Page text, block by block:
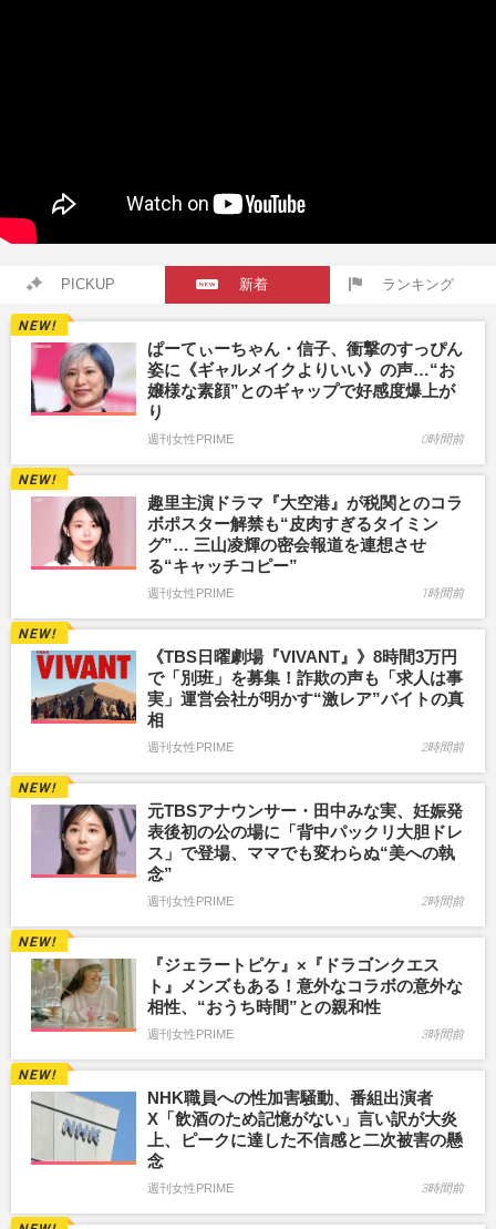
PICKUP 新着 ランキング
ぱーてぃーちゃん・信子、衝撃のすっぴん
姿に《ギャルメイクよりいい》の声…“お
嬢様な素顔”とのギャップで好感度爆上が
り
週刊女性PRIME 0時間前
趣里主演ドラマ『大空港』が税関とのコラ
ボポスター解禁も“皮肉すぎるタイミン
グ”… 三山凌輝の密会報道を連想させ
る“キャッチコピー”
週刊女性PRIME 1時間前
《TBS日曜劇場『VIVANT』》8時間3万円
で「別班」を募集！詐欺の声も「求人は事
実」運営会社が明かす“激レア”バイトの真
相
週刊女性PRIME 2時間前
元TBSアナウンサー・田中みな実、妊娠発
表後初の公の場に「背中パックリ大胆ドレ
ス」で登場、ママでも変わらぬ“美への執
念”
週刊女性PRIME 2時間前
『ジェラートピケ』×『ドラゴンクエス
ト』メンズもある！意外なコラボの意外な
相性、“おうち時間”との親和性
週刊女性PRIME 3時間前
NHK職員への性加害騒動、番組出演者
X「飲酒のため記憶がない」言い訳が大炎
上、ピークに達した不信感と二次被害の懸
念
週刊女性PRIME 3時間前